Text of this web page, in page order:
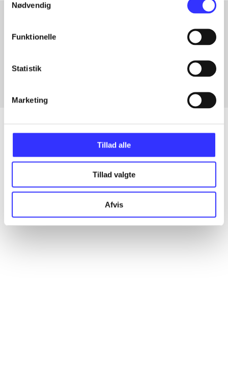
Nødvendig
Funktionelle
Statistik
Marketing
Tillad alle
Tillad valgte
Afvis
Artikler med samme emner
Artikler
Alle registrerede artikler fordelt på udgivelser